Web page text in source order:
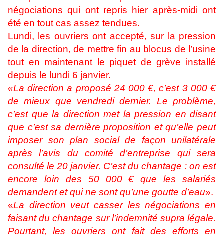
négociations qui ont repris hier après-midi ont
été en tout cas assez tendues.
Lundi, les ouvriers ont accepté, sur la pression
de la direction, de mettre fin au blocus de l’usine
tout en maintenant le piquet de grève installé
depuis le lundi 6 janvier.
«La direction a proposé 24 000 €, c’est 3 000 €
de mieux que vendredi dernier. Le problème,
c’est que la direction met la pression en disant
que c’est sa dernière proposition et qu’elle peut
imposer son plan social de façon unilatérale
après l’avis du comité d’entreprise qui sera
consulté le 20 janvier. C’est du chantage : on est
encore loin des 50 000 € que les salariés
demandent et qui ne sont qu’une goutte d’eau».
«La direction veut casser les négociations en
faisant du chantage sur l’indemnité supra légale.
Pourtant, les ouvriers ont fait des efforts en